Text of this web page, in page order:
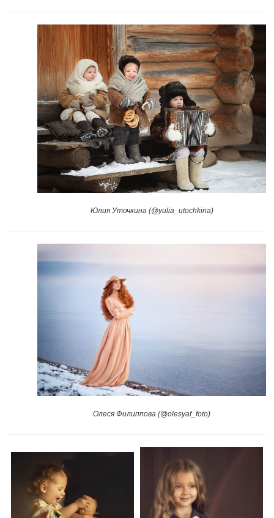
Юлия Уточкина (@yulia_utochkina)
Олеся Филиппова (@olesyaf_foto)